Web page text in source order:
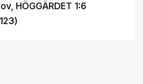
HÖGGÄRDET 1:6